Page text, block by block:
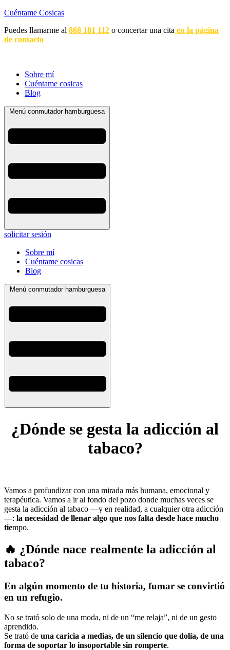
Cuéntame Cosicas
Puedes llamarme al 868 181 112 o concertar una cita en la página
de contacto
Sobre mí
Cuéntame cosicas
Blog
Menú conmutador hamburguesa
solicitar sesión
Sobre mí
Cuéntame cosicas
Blog
Menú conmutador hamburguesa
¿Dónde se gesta la adicción al
tabaco?
Vamos a profundizar con una mirada más humana, emocional y
terapéutica. Vamos a ir al fondo del pozo donde muchas veces se
gesta la adicción al tabaco —y en realidad, a cualquier otra adicción
—: la necesidad de llenar algo que nos falta desde hace mucho
tiempo.
🔥 ¿Dónde nace realmente la adicción al
tabaco?
En algún momento de tu historia, fumar se convirtió
en un refugio.
No se trató solo de una moda, ni de un “me relaja”, ni de un gesto
aprendido.
Se trató de una caricia a medias, de un silencio que dolía, de una
forma de soportar lo insoportable sin romperte.